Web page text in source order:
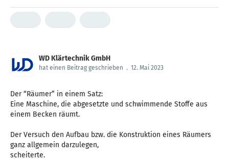
WD Klärtechnik GmbH
hat einen Beitrag geschrieben . 12. Mai 2023
Der “Räumer” in einem Satz:
Eine Maschine, die abgesetzte und schwimmende Stoffe aus
einem Becken räumt.
Der Versuch den Aufbau bzw. die Konstruktion eines Räumers
ganz allgemein darzulegen,
scheiterte.